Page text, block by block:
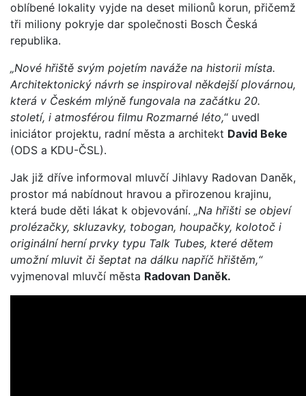
oblíbené lokality vyjde na deset milionů korun, přičemž
tři miliony pokryje dar společnosti Bosch Česká
republika.
„Nové hřiště svým pojetím naváže na historii místa.
Architektonický návrh se inspiroval někdejší plovárnou,
která v Českém mlýně fungovala na začátku 20.
století, i atmosférou filmu Rozmarné léto,“ uvedl
iniciátor projektu, radní města a architekt David Beke
(ODS a KDU-ČSL).
Jak již dříve informoval mluvčí Jihlavy Radovan Daněk,
prostor má nabídnout hravou a přirozenou krajinu,
která bude děti lákat k objevování. „Na hřišti se objeví
prolézačky, skluzavky, tobogan, houpačky, kolotoč i
originální herní prvky typu Talk Tubes, které dětem
umožní mluvit či šeptat na dálku napříč hřištěm,“
vyjmenoval mluvčí města Radovan Daněk.